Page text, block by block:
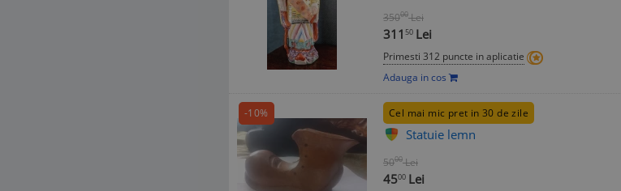
35000 Lei
311 50 Lei
Primesti 312 puncte in aplicatie
Adauga in cos
-10% Cel mai mic pret in 30 de zile
Statuie lemn
5000 Lei
4500 Lei